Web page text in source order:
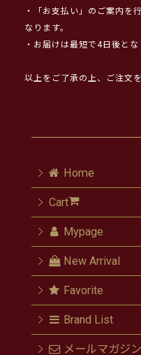
・「お支払い」のご案内を
なります。
・お届けは最短で4日後とな
以上をご了承の上、ご注文
Home
Cart
Mypage
New Arrival
Favorite
Brand List
メールマガジン